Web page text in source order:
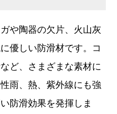
や陶器の欠片、火山灰
優しい防滑材です。コ
ど、さまざまな素材に
雨、熱、紫外線にも強
防滑効果を発揮しま